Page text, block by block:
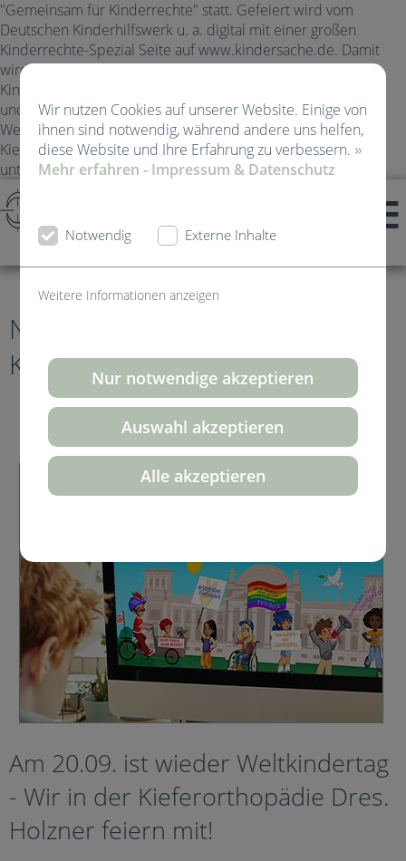
"Gemeinsam für Kinderrechte" statt. Gefeiert wird vom
Deutschen Kinderhilfswerk u. a. digital mit einer großen
Kinderrechte-Spezial Seite auf www.kindersache.de. Damit
wird die gesamte Gesellschaft aufgerufen, die Rechte von
Kindern und deren Bedürfnisse im Alltag zu berücksichtigen
und kinderfreundlicher zu werden. Liebe Kinder, der
Weltkindertag ist extra für Euch - und wir in der
Kieferorthopädie Kirchheim-Teck feiern mit! Weitere Infos
unten!>
Wir nutzen Cookies auf unserer Website. Einige von
ihnen sind notwendig, während andere uns helfen,
diese Website und Ihre Erfahrung zu verbessern. »
Mehr erfahren - Impressum & Datenschutz
Notwendig Externe Inhalte
Weitere Informationen anzeigen
Nur notwendige akzeptieren
Auswahl akzeptieren
Alle akzeptieren
News von Kieferorthopädie
Kirchheim Teck
Am 20.09. ist wieder Weltkindertag
- Wir in der Kieferorthopädie Dres.
Holzner feiern mit!